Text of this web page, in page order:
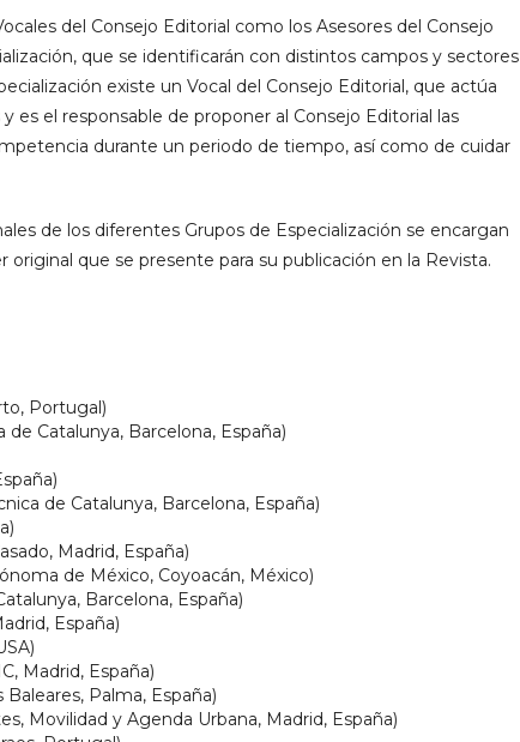
del Consejo Editorial como los Asesores del Consejo
que se identificarán con distintos campos y sectores
existe un Vocal del Consejo Editorial, que actúa
es el responsable de proponer al Consejo Editorial las
durante un periodo de tiempo, así como de cuidar
de los diferentes Grupos de Especialización se encargan
que se presente para su publicación en la Revista.
Portugal)
Catalunya, Barcelona, España)
de Catalunya, Barcelona, España)
Madrid, España)
de México, Coyoacán, México)
Barcelona, España)
España)
Madrid, España)
Palma, España)
Movilidad y Agenda Urbana, Madrid, España)